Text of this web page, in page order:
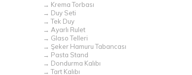
→ Krema Torbası
→ Duy Seti
→ Tek Duy
→ Ayarlı Rulet
→ Glaso Telleri
→ Şeker Hamuru Tabancası
→ Pasta Stand
→ Dondurma Kalıbı
→ Tart Kalıbı